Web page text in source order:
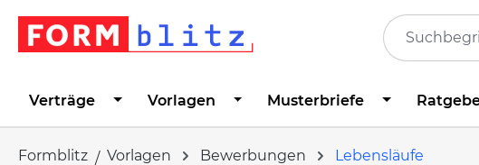
Zur Hauptnavigation springen
Verträge Vorlagen Musterbriefe
Formblitz Vorlagen Bewerbungen Lebensläufe